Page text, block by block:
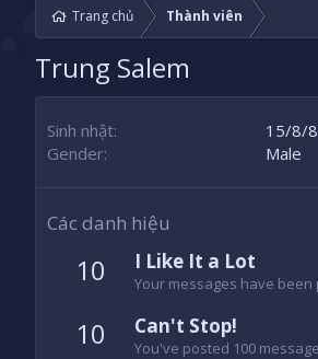
Trang chủ Thành viên
Trung Salem
Sinh nhật
15/8/
Gender
Male
Các danh hiệu
10 I Like It a Lot
Your messages have
10 Can't Stop!
You've posted 100